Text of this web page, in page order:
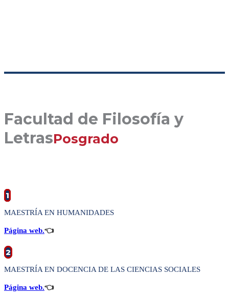
Facultad de Filosofía y
LetrasPosgrado
1
MAESTRÍA EN HUMANIDADES
Página web.👈
2
MAESTRÍA EN DOCENCIA DE LAS CIENCIAS SOCIALES
Página web.👈